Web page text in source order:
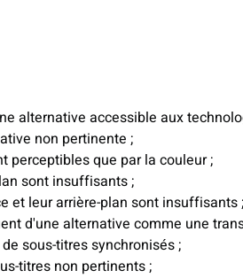
alternative accessible aux
non pertinente ;
perceptibles que par la couleur ;
sont insuffisants ;
et leur arrière-plan sont insuffisants ;
d'une alternative comme une
sous-titres synchronisés ;
titres non pertinents ;